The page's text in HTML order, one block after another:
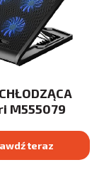
M555079
teraz